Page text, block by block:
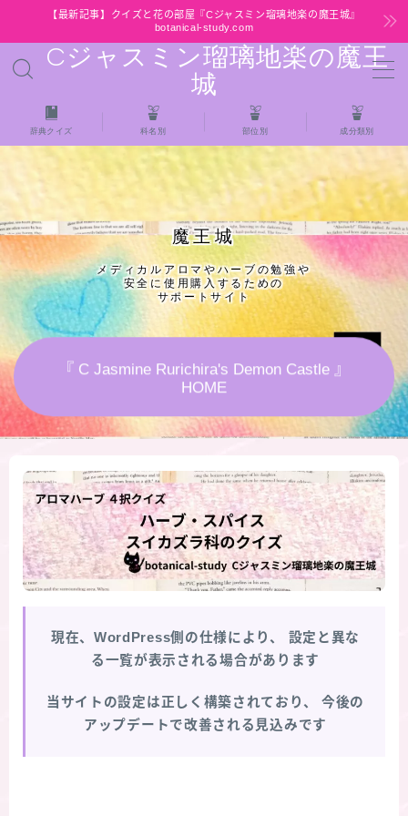
【最新記事】クイズと花の部屋『Cジャスミン瑠璃地楽の魔王城』
botanical-study.com
Cジャスミン瑠璃地楽の魔王
城
MENU
HOME
【最新】クイズと花の部屋
★全種/アロマハーブスパイス基材 プチ辞典ク
イズ＆プチ辞典
★アロマ検定＋αクイズ
★アロマハーブ傾向チェック
秘密部屋
お知らせ
Cジャスミン瑠璃地楽の主な活動先リンク集
プロフィール
辞典クイズ 科名別 部位別 成分類別
魔王城
メディカルアロマやハーブの勉強や
安全に使用購入するための
サポートサイト
『 C Jasmine Rurichira's Demon Castle 』
HOME
現在、WordPress側の仕様により、
設定と異な
る一覧が表示される場合があります
当サイトの設定は正しく構築されており、
今後の
アップデートで改善される見込みです